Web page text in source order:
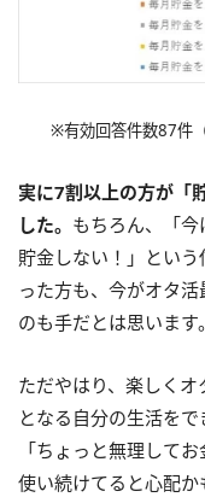
※有効回答件数87件
実に7割以上の方が「
した。 もちろん、「
貯金しない！」とい
った方も、今がオタ
のも手だとは思います。
ただやはり、楽しく
となる自分の生活をで
「ちょっと無理して
使い続けてると心配